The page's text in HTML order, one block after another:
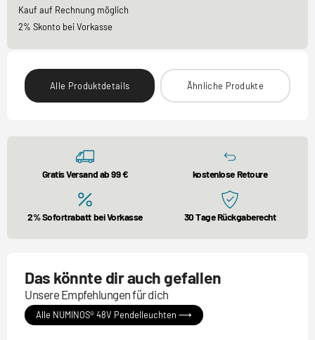
Kauf auf Rechnung möglich
2% Skonto bei Vorkasse
Alle Produktdetails Ähnliche Produkte
Gratis Versand ab 99 € kostenlose Retoure
2% Sofortrabatt bei Vorkasse 30 Tage Rückgaberecht
Das könnte dir auch gefallen
Unsere Empfehlungen für dich
Alle NUMINOS® 48V Pendelleuchten ⟶